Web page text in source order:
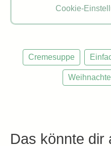
Cookie-
Cremesuppe
Das könnte dir